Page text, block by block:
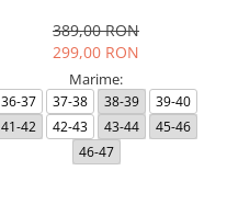
389,00 RON
299,00 RON
Marime:
36-37 37-38 38-39
39-40
41-42
42-43 43-44
45-46
46-47